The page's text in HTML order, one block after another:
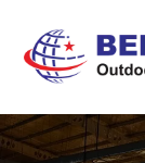
content